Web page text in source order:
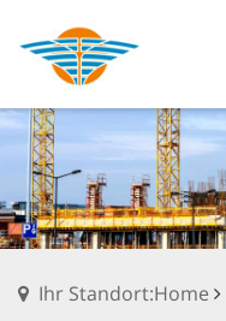
Ihr Standort:Home